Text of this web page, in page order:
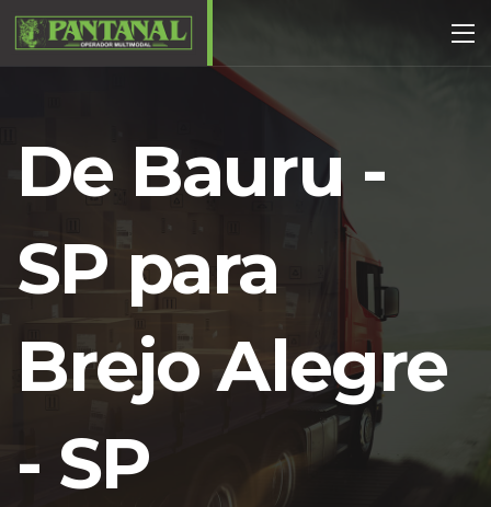
De Bauru -
SP para
Brejo Alegre
- SP